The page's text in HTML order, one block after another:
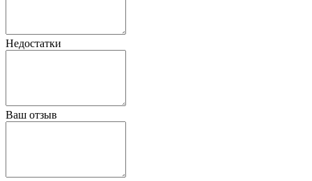
Недостатки
Ваш отзыв